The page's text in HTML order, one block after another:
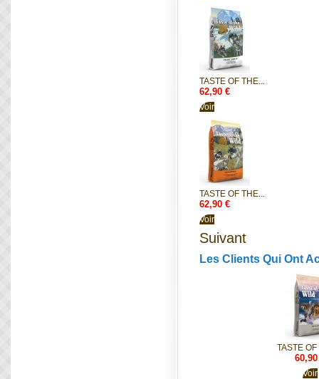
TASTE OF THE...
62,90 €
Voir
TASTE OF THE...
62,90 €
Voir
Suivant
Les Clients Qui Ont
TASTE
Voir